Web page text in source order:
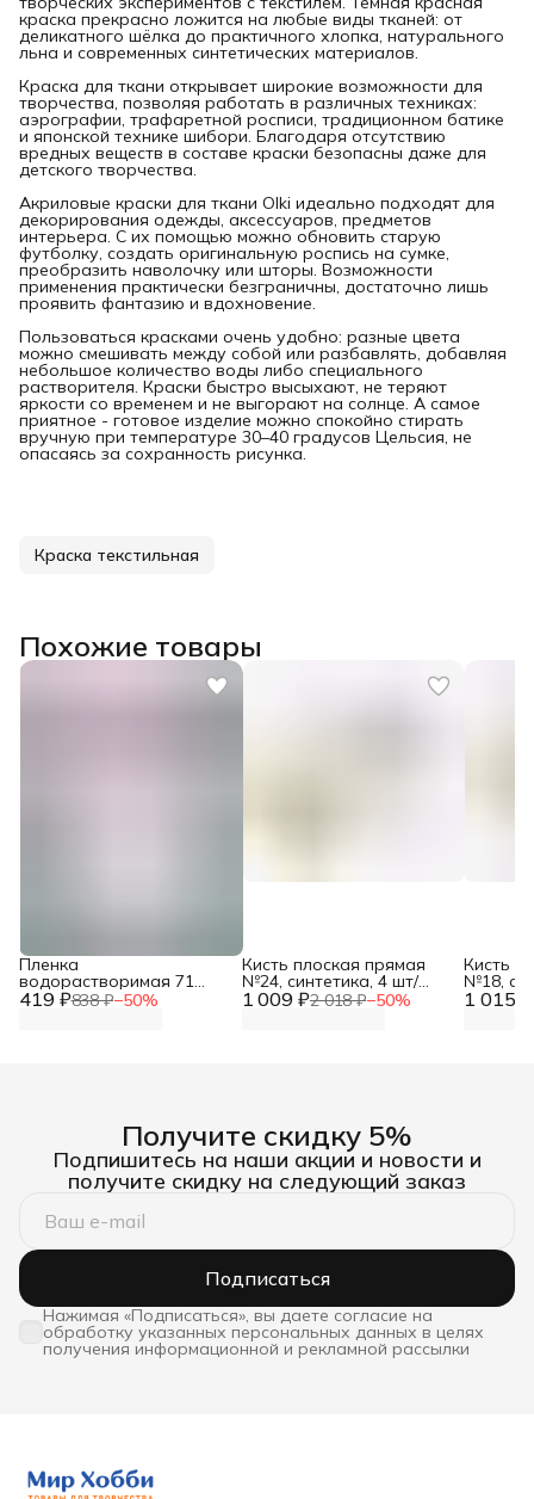
краска прекрасно ложится на любые виды тканей: от
деликатного шёлка до практичного хлопка, натурального
льна и современных синтетических материалов.
Краска для ткани открывает широкие возможности для
творчества, позволяя работать в различных техниках:
аэрографии, трафаретной росписи, традиционном батике
и японской технике шибори. Благодаря отсутствию
вредных веществ в составе краски безопасны даже для
детского творчества.
Акриловые краски для ткани Olki идеально подходят для
декорирования одежды, аксессуаров, предметов
интерьера. С их помощью можно обновить старую
футболку, создать оригинальную роспись на сумке,
преобразить наволочку или шторы. Возможности
применения практически безграничны, достаточно лишь
проявить фантазию и вдохновение.
Пользоваться красками очень удобно: разные цвета
можно смешивать между собой или разбавлять, добавляя
небольшое количество воды либо специального
растворителя. Краски быстро высыхают, не теряют
яркости со временем и не выгорают на солнце. А самое
приятное - готовое изделие можно спокойно стирать
вручную при температуре 30–40 градусов Цельсия, не
опасаясь за сохранность рисунка.
Краска текстильная
Похожие товары
419 ₽838 ₽−50%
Пленка
водорастворимая 71
см*1 м для стабилизации 1 009 ₽2 018 ₽−50%
Кисть плоская прямая
№24, синтетика, 4 шт/
упак, Артком 1 015 ₽
Кисть
№18,
Артком
Получите скидку 5%
Подпишитесь на наши акции и новости и
получите скидку на следующий заказ
Подписаться
Нажимая «Подписаться», вы даете согласие на
обработку указанных персональных данных в целях
получения информационной и рекламной рассылки